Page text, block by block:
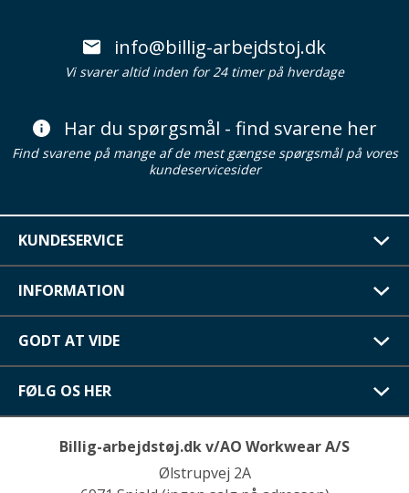
info@billig-arbejdstoj.dk
Vi svarer altid inden for 24 timer på hverdage
Har du spørgsmål - find svarene her
Find svarene på mange af de mest gængse spørgsmål på vores
kundeservicesider
KUNDESERVICE
INFORMATION
GODT AT VIDE
FØLG OS HER
Billig-arbejdstøj.dk v/AO Workwear A/S
Ølstrupvej 2A